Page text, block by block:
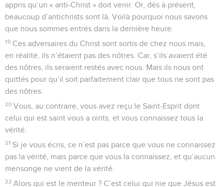
appris qu’un « anti-Christ » doit venir. Or, dès à présent,
beaucoup d’antichrists sont là. Voilà pourquoi nous savons
que nous sommes entrés dans la dernière heure.
19 Ces adversaires du Christ sont sortis de chez nous mais,
en réalité, ils n’étaient pas des nôtres. Car, s’ils avaient été
des nôtres, ils seraient restés avec nous. Mais ils nous ont
quittés pour qu’il soit parfaitement clair que tous ne sont pas
des nôtres.
20 Vous, au contraire, vous avez reçu le Saint-Esprit dont
celui qui est saint vous a oints, et vous connaissez tous la
vérité.
21 Si je vous écris, ce n’est pas parce que vous ne connaissez
pas la vérité, mais parce que vous la connaissez, et qu’aucun
mensonge ne vient de la vérité.
22 Alors qui est le menteur ? C’est celui qui nie que Jésus est